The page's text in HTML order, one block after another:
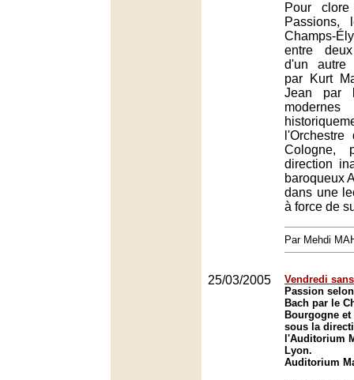
Pour
Passions,
Champs-
entre
d'un autre
par Kurt
Jean par
Cologne,
direction
baroqueux
dans une
à force de
Par Mehdi
25/03/2005
Vendredi
Passion
Bach par le
Bourgogne
sous la
l'Auditorium
Lyon.
Auditorium